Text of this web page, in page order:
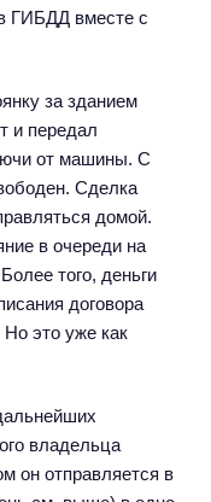
ГИБДД вместе с
за зданием
и передал
от машины. С
Сделка
домой.
в очереди на
того, деньги
договора
это уже как
владельца
он отправляется в